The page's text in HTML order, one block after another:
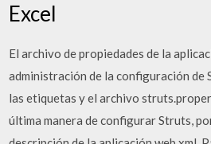
Excel
El archivo de propiedades de la
administración de la configuración de
las etiquetasy el archivo
última manera de configurar Struts,